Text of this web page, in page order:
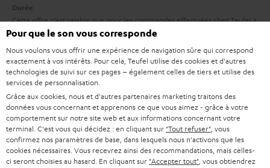
d
i
t
i
o
n
g
r
a
n
t
i
e
Durée
Cette offre n’est valable que pour les commandes effectuées chez Teufel à
partir du 03.08.2026 à 00h00. Elle durera jusqu’à l’épuisement du stock de
Retour
Les écouteurs Teufel MOVE 2 ont une valeur de vente de 29,99 €. Cette
offre est à considérer comme un tout. Les services proposés ne le sont
qu’ensemble. Une réalisation partielle du contrat (qui serait par exemple
réduite à l’utilisation des Teufel MOVE 2) est exclue.
Attention
Les produits obtenus gratuitement dans le cadre d’une offre spéciale ne
sont pas concernés par les garanties Teufel de de 2 ans.
Pour que le son vous corresponde
Nous voulons vous offrir une expérience de navigation sûre qui correspond
exactement à vos intérêts. Pour cela, Teufel utilise des cookies et d'autres
technologies de suivi sur ces pages – également celles de tiers et utilise des
services de personnalisation.
Grâce aux cookies, nous et d'autres partenaires marketing traitons des
données vous concernant et apprenons ce que vous aimez - grâce à votre
comportement sur notre site web et aux informations concernant votre
terminal. C'est vous qui décidez : en cliquant sur "Tout refuser" , vous
confirmez nos paramètres de base, dans lesquels nous n'activons que les
cookies nécessaires. Vous recevrez ainsi des recommandations, mais celles-
ci seront choisies au hasard. En cliquant sur "Accepter tout" , vous obtiendrez